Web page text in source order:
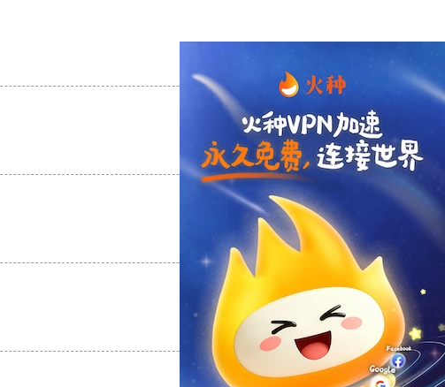
支持 [0] 反对[0]
支持[0] 反对
支持[0] 反对[0]